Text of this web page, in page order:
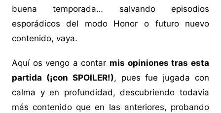
buena temporada… salvando episodios
esporádicos del modo Honor o futuro nuevo
contenido, vaya.
Aquí os vengo a contar mis opiniones tras esta
partida (¡con SPOILER!), pues fue jugada con
calma y en profundidad, descubriendo todavía
más contenido que en las anteriores, probando